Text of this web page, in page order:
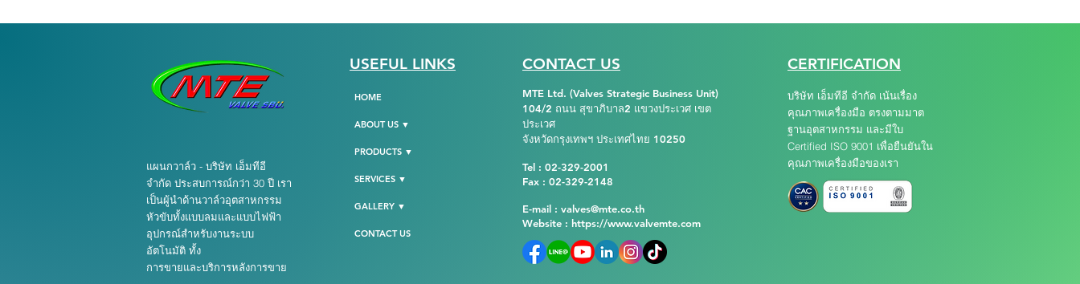
แผนกวาล์ว - บริษัท เอ็มทีอี
จำกัด ประสบการณ์กว่า 30 ปี เรา
เป็นผู้นำด้านวาล์วอุตสาหกรรม
หัวขับทั้งแบบลมและแบบไฟฟ้า
อุปกรณ์สำหรับงานระบบ
อัตโนมัติ ทั้ง
การขายและบริการหลังการขาย
USEFUL LINKS
HOME
ABOUT US ▼
PRODUCTS ▼
SERVICES ▼
GALLERY ▼
CONTACT US
CONTACT US
MTE Ltd. (Valves Strategic Business Unit)
104/2 ถนน สุขาภิบาล2 แขวงประเวศ เขต
ประเวศ
จังหวัดกรุงเทพฯ ประเทศไทย 10250
Tel : 02-329-2001
Fax : 02-329-2148
E-mail : valves@mte.co.th
Website : https://www.valvemte.com
CERTIFICATION
บริษัท เอ็มทีอี จำกัด เน้นเรื่อง
คุณภาพเครื่องมือ ตรงตามมาต
ฐานอุตสาหกรรม และมีใบ
Certified ISO 9001 เพื่อยืนยันใน
คุณภาพเครื่องมือของเรา